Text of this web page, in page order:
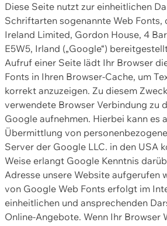
Diese Seite nutzt zur einheitlichen
Schriftarten sogenannte Web Fonts,
Ireland Limited, Gordon House, 4
E5W5, Irland („Google“)
Aufruf einer Seite lädt Ihr Browser
Fonts in Ihren Browser-Cache, um
korrekt anzuzeigen. Zu diesem
verwendete Browser Verbindung zu
Google aufnehmen. Hierbei kann es
Übermittlung von
Server der Google LLC. in den USA
Weise erlangt Google Kenntnis
Adresse unsere Website aufgerufen
von Google Web Fonts erfolgt im
einheitlichen und ansprechenden
Online-Angebote. Wenn Ihr Browser